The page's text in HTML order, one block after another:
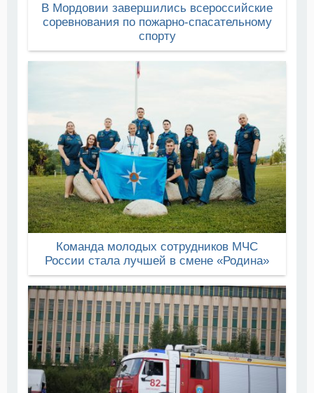
В Мордовии завершились всероссийские
соревнования по пожарно-спасательному
спорту
Команда молодых сотрудников МЧС
России стала лучшей в смене «Родина»